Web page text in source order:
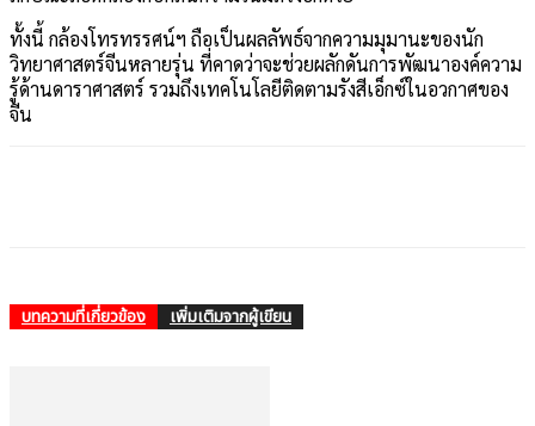
ทั้งนี้ กล้องโทรทรรศน์ฯ ถือเป็นผลลัพธ์จากความมุมานะของนัก
วิทยาศาสตร์จีนหลายรุ่น ที่คาดว่าจะช่วยผลักดันการพัฒนาองค์ความ
รู้ด้านดาราศาสตร์ รวมถึงเทคโนโลยีติดตามรังสีเอ็กซ์ในอวกาศของ
จีน
บทความที่เกี่ยวข้อง เพิ่มเติมจากผู้เขียน